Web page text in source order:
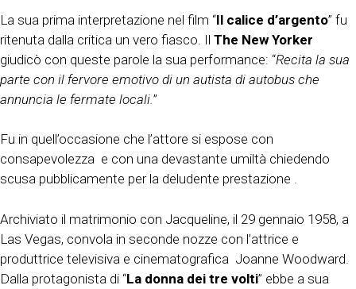
La sua prima interpretazione nel film “Il calice d’argento” fu
ritenuta dalla critica un vero fiasco. Il The New Yorker
giudicò con queste parole la sua performance: “Recita la sua
parte con il fervore emotivo di un autista di autobus che
annuncia le fermate locali. ”
Fu in quell’occasione che l’attore si espose con
consapevolezza e con una devastante umiltà chiedendo
scusa pubblicamente per la deludente prestazione .
Archiviato il matrimonio con Jacqueline, il 29 gennaio 1958, a
Las Vegas, convola in seconde nozze con l’attrice e
produttrice televisiva e cinematografica Joanne Woodward.
Dalla protagonista di “La donna dei tre volti” ebbe a sua